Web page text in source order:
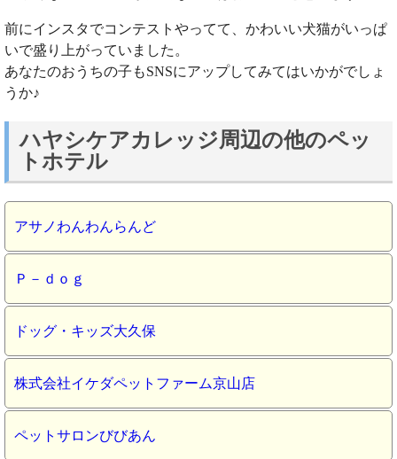
前にインスタでコンテストやってて、かわいい犬猫がいっぱ
いで盛り上がっていました。
あなたのおうちの子もSNSにアップしてみてはいかがでしょ
うか♪
ハヤシケアカレッジ周辺の他のペッ
トホテル
アサノわんわんらんど
Ｐ－ｄｏｇ
ドッグ・キッズ大久保
株式会社イケダペットファーム京山店
ペットサロンびびあん